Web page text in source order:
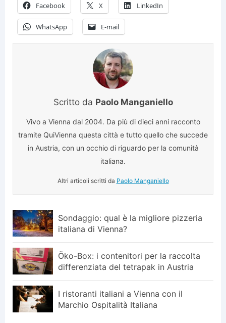
Facebook X LinkedIn
WhatsApp E-mail
Scritto da Paolo Manganiello
Vivo a Vienna dal 2004. Da più di dieci anni racconto
tramite QuiVienna questa città e tutto quello che succede
in Austria, con un occhio di riguardo per la comunità
italiana.
Altri articoli scritti da Paolo Manganiello
Sondaggio: qual è la migliore pizzeria
italiana di Vienna?
Öko-Box: i contenitori per la raccolta
differenziata del tetrapak in Austria
I ristoranti italiani a Vienna con il
Marchio Ospitalità Italiana